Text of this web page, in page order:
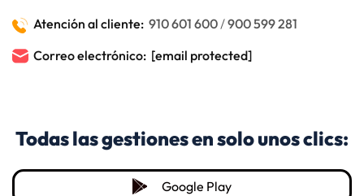
Atención al cliente: 910 601 600/900 599 281
Correo electrónico: [email protected]
Todas las gestiones en solo unos clics:
Google Play